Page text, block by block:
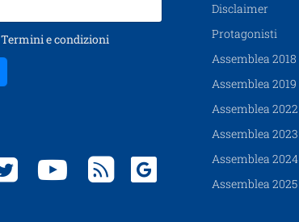
Termini e condizioni
Disclaimer
Protagonisti
Assemblea 2018
Assemblea 2019
Assemblea 2022
Assemblea 2023
Assemblea 2024
Assemblea 2025